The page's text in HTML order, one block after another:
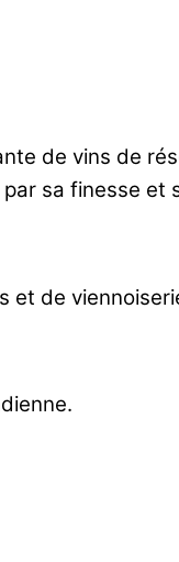
de vins de
sa finesse et
et de